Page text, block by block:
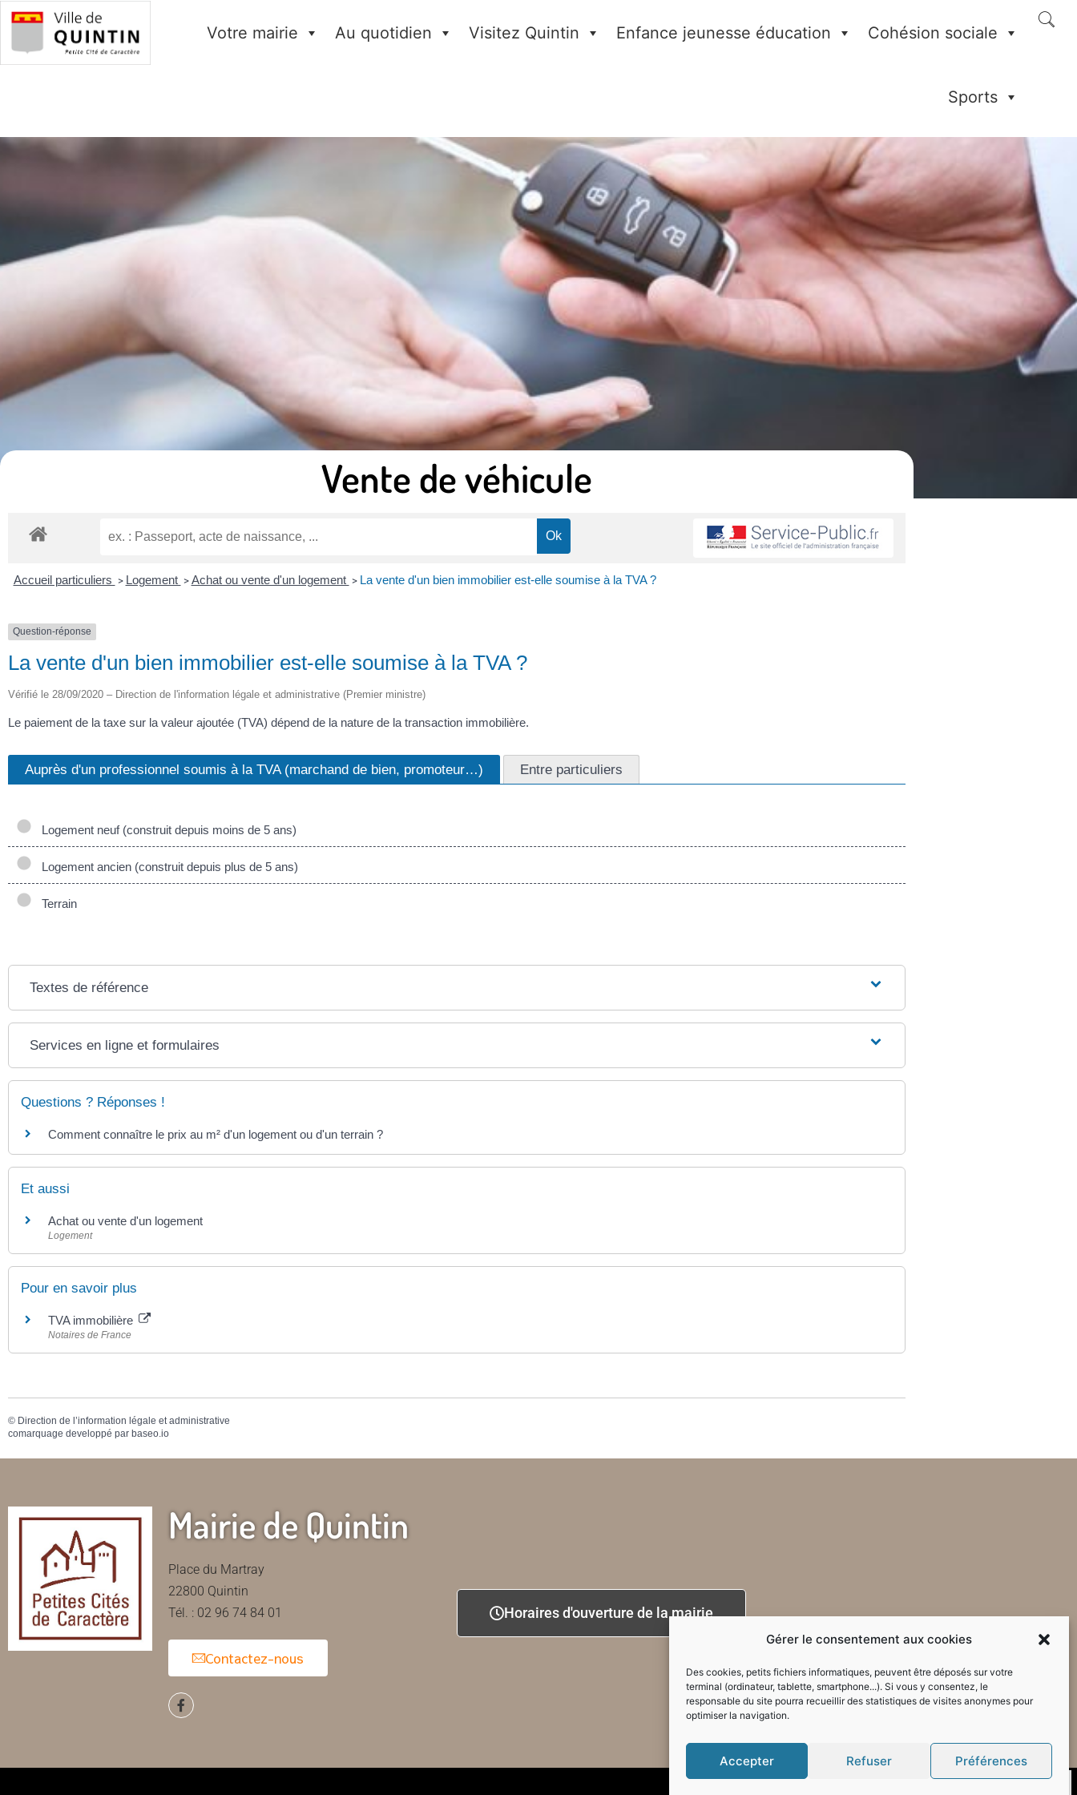
Gérer le consentement aux cookies
Des cookies, petits fichiers informatiques, peuvent être déposés sur votre
terminal (ordinateur, tablette, smartphone...). Si vous y consentez, le
responsable du site pourra recueillir des statistiques de visites anonymes pour
optimiser la navigation.
Accepter Refuser Préférences
Votre mairie Au quotidien Visitez Quintin Enfance jeunesse éducation Cohésion sociale
Sports
Vente de véhicule
Accueil particuliers > Logement > Achat ou vente d'un logement > La vente d'un bien immobilier est-elle soumise à la TVA ?
Question-réponse
La vente d'un bien immobilier est-elle soumise à la TVA ?
Vérifié le 28/09/2020 – Direction de l'information légale et administrative (Premier ministre)
Le paiement de la taxe sur la valeur ajoutée (TVA) dépend de la nature de la transaction immobilière.
Auprès d'un professionnel soumis à la TVA (marchand de bien, promoteur…) Entre particuliers
Logement neuf (construit depuis moins de 5 ans)
Logement ancien (construit depuis plus de 5 ans)
Terrain
Textes de référence
Services en ligne et formulaires
Questions ? Réponses !
Comment connaître le prix au m² d'un logement ou d'un terrain ?
Et aussi
Achat ou vente d'un logement
Logement
Pour en savoir plus
TVA immobilière
Notaires de France
© Direction de l’information légale et administrative
comarquage developpé par baseo.io
Mairie de Quintin
Place du Martray
22800 Quintin
Tél. : 02 96 74 84 01
Contactez-nous
Horaires d'ouverture de la mairie